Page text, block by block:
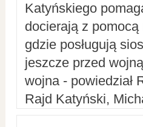
Katyńskiego
docierają z
gdzie posługują
jeszcze przed
wojna - powiedział
Rajd Katyński,